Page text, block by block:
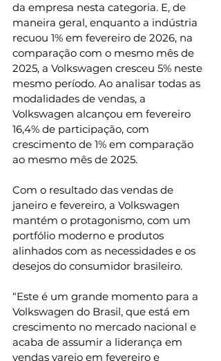
da empresa nesta categoria. E, de
maneira geral, enquanto a indústria
recuou 1% em fevereiro de 2026, na
comparação com o mesmo mês de
2025, a Volkswagen cresceu 5% neste
mesmo período. Ao analisar todas as
modalidades de vendas, a
Volkswagen alcançou em fevereiro
16,4% de participação, com
crescimento de 1% em comparação
ao mesmo mês de 2025.
Com o resultado das vendas de
janeiro e fevereiro, a Volkswagen
mantém o protagonismo, com um
portfólio moderno e produtos
alinhados com as necessidades e os
desejos do consumidor brasileiro.
“Este é um grande momento para a
Volkswagen do Brasil, que está em
crescimento no mercado nacional e
acaba de assumir a liderança em
vendas varejo em fevereiro e